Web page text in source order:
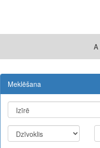
A
Meklēšana